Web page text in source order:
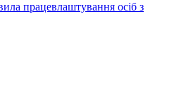
працевлаштування осіб з